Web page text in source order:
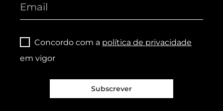
Concordo com a política de privacidade
em vigor
Subscrever